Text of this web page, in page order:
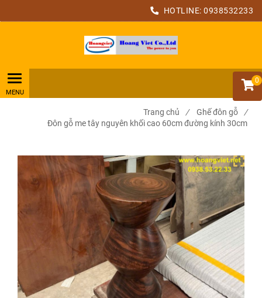
HOTLINE: 0938532233
0
Trang chủ / Ghế đôn gỗ
/
Đôn gỗ me tây nguyên khối cao 60cm đường kính 30cm